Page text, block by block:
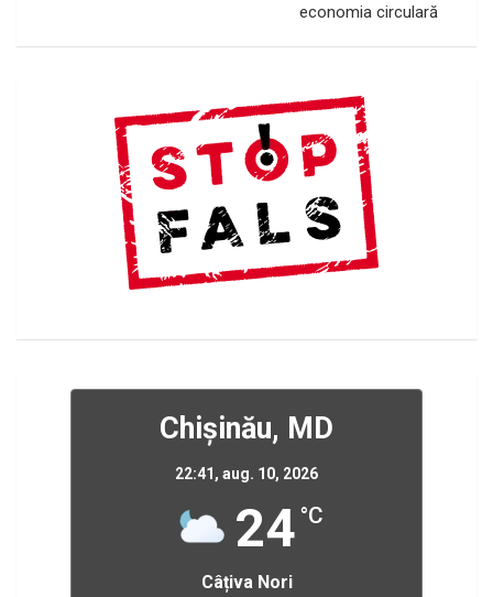
economia circulară
Chișinău, MD
22:41, aug. 10, 2026
24 °C
Câțiva Nori